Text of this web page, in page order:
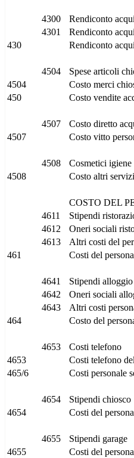
4300 Rendiconto
4301
Rendiconto
430
Rendiconto
4504 Spese articoli
4504
Costo merci
450
Costo vendite
4507 Costo diretto
4507
Costo vitto
4508 Cosmetici
4508
Costo altri servizi
COSTO DEL
4611
Stipendi
4612
Oneri sociali
4613
Altri costi del
461
Costi del
4641 Stipendi alloggio
4642
Oneri sociali
4643
Altri costi
464
Costo del
4653 Costi telefono
4653
Costi telefono
465/6
Costi personale
4654 Stipendi chiosco
4654
Costi del
4655 Stipendi garage
4655
Costi del